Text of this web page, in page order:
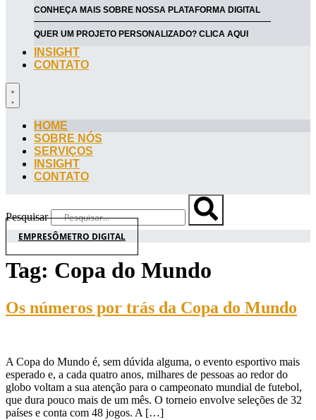
CONHEÇA MAIS SOBRE NOSSA PLATAFORMA DIGITAL
QUER UM PROJETO PERSONALIZADO? CLICA AQUI
INSIGHT
CONTATO
HOME
SOBRE NÓS
SERVIÇOS
INSIGHT
CONTATO
Pesquisar
EMPRESÔMETRO DIGITAL
Tag: Copa do Mundo
Os números por trás da Copa do Mundo
A Copa do Mundo é, sem dúvida alguma, o evento esportivo mais
esperado e, a cada quatro anos, milhares de pessoas ao redor do
globo voltam a sua atenção para o campeonato mundial de futebol,
que dura pouco mais de um mês. O torneio envolve seleções de 32
países e conta com 48 jogos. A […]